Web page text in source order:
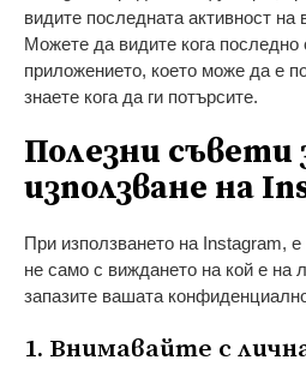
видите последната активност на
Можете да видите кога последно
приложението, което може да е
знаете кога да ги потърсите.
Полезни съвети
използване на
При използването на Instagram,
не само с виждането на кой е на
запазите вашата
1. Внимавайте с